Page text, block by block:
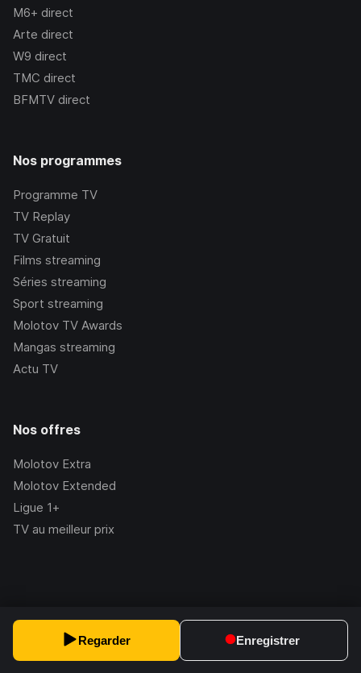
Regarder Enregistrer
M6+ direct
Arte direct
W9 direct
TMC direct
BFMTV direct
Nos programmes
Programme TV
TV Replay
TV Gratuit
Films streaming
Séries streaming
Sport streaming
Molotov TV Awards
Mangas streaming
Actu TV
Nos offres
Molotov Extra
Molotov Extended
Ligue 1+
TV au meilleur prix
2.228.1